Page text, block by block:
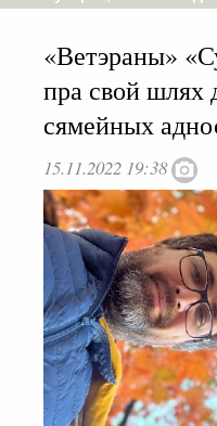
«Ветэраны»
пра свой шлях
сямейных
15.11.2022 19:38